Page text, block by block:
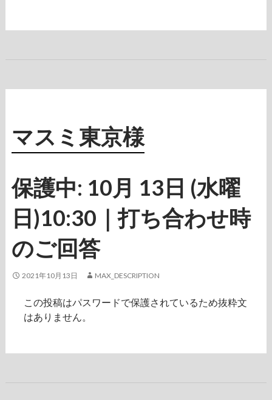
マスミ東京様
保護中: 10月 13日 (水曜
日)10:30｜打ち合わせ時
のご回答
2021年10月13日 MAX_DESCRIPTION
この投稿はパスワードで保護されているため抜粋文
はありません。